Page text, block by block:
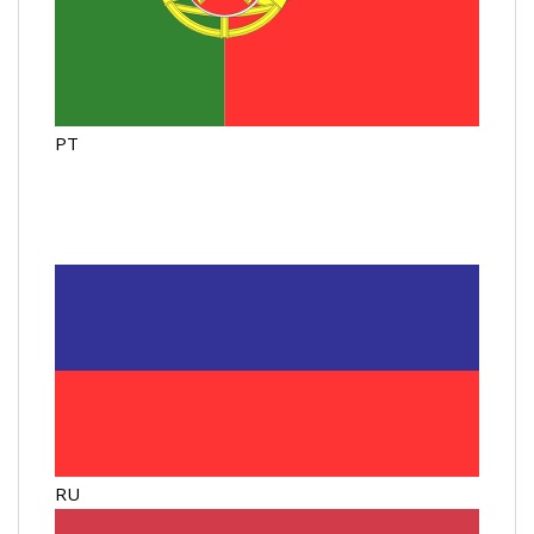
PT
RU